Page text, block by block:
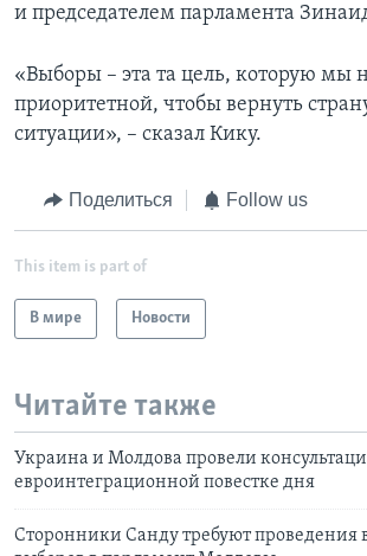
и председателем парламента
«Выборы – эта та цель, которую мы
приоритетной, чтобы вернуть
ситуации», – сказал Кику.
Поделиться Follow us
This item is part of
В мире Новости
Читайте также
Украина и Молдова провели
евроинтеграционной повестке дня
Сторонники Санду требуют проведения